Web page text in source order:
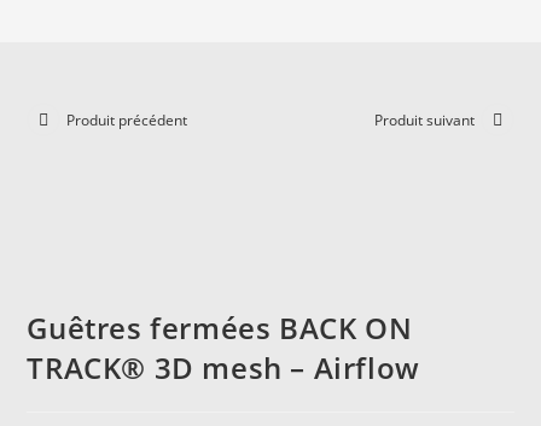
Produit précédent Produit suivant
Guêtres fermées BACK ON
TRACK® 3D mesh – Airflow